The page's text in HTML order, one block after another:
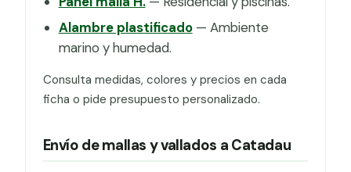
Alambre plastificado— Ambiente
marino y humedad.
Consulta medidas, colores y precios en cada
ficha o pide presupuesto personalizado.
Envío de mallas y vallados a Catadau